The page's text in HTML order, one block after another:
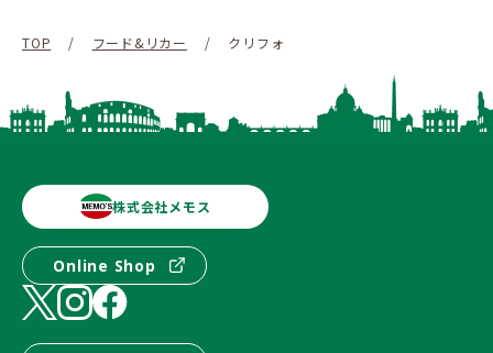
TOP / フード&リカー / クリフォ
株式会社メモス
Online Shop